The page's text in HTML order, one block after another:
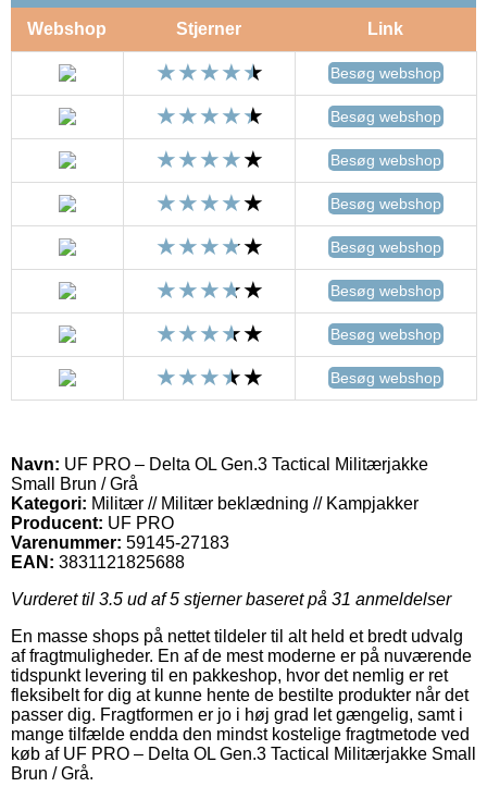
Webshop Stjerner Link
Besøg webshop
Besøg webshop
Besøg webshop
Besøg webshop
Besøg webshop
Besøg webshop
Besøg webshop
Besøg webshop
Navn: UF PRO – Delta OL Gen.3 Tactical Militærjakke
Small Brun / Grå
Kategori: Militær // Militær beklædning // Kampjakker
Producent: UF PRO
Varenummer: 59145-27183
EAN: 3831121825688
Vurderet til 3.5 ud af 5 stjerner baseret på 31 anmeldelser
En masse shops på nettet tildeler til alt held et bredt udvalg
af fragtmuligheder. En af de mest moderne er på nuværende
tidspunkt levering til en pakkeshop, hvor det nemlig er ret
fleksibelt for dig at kunne hente de bestilte produkter når det
passer dig. Fragtformen er jo i høj grad let gængelig, samt i
mange tilfælde endda den mindst kostelige fragtmetode ved
køb af UF PRO – Delta OL Gen.3 Tactical Militærjakke Small
Brun / Grå.